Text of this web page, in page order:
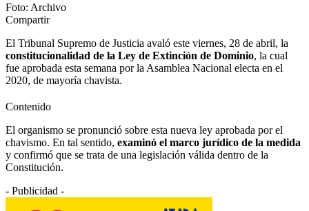
Foto: Archivo
Compartir
El Tribunal Supremo de Justicia avaló este viernes, 28 de abril, la
constitucionalidad de la Ley de Extinción de Dominio, la cual
fue aprobada esta semana por la Asamblea Nacional electa en el
2020, de mayoría chavista.
Contenido
El organismo se pronunció sobre esta nueva ley aprobada por el
chavismo. En tal sentido, examinó el marco jurídico de la medida
y confirmó que se trata de una legislación válida dentro de la
Constitución.
- Publicidad -